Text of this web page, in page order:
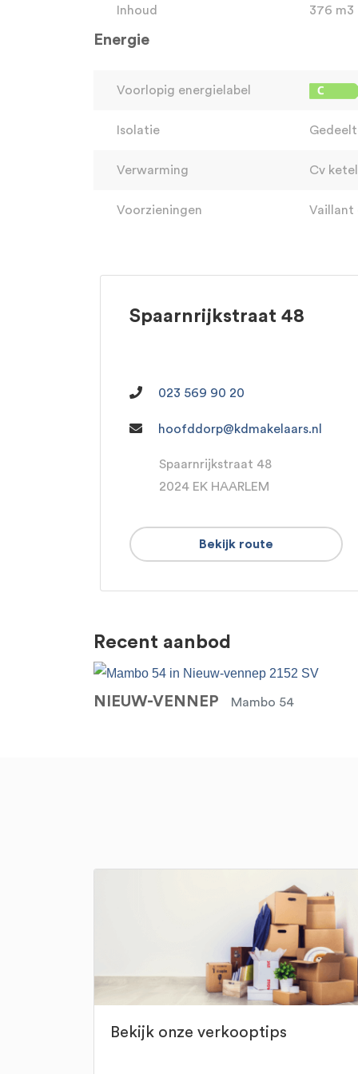
Inhoud 376 m3
Energie
Voorlopig energielabel
Isolatie
Verwarming Cv ketel
Voorzieningen Vaillant
Spaarnrijkstraat 48
023 569 90 20
hoofddorp@kdmakelaars.nl
Spaarnrijkstraat 48
2024 EK HAARLEM
Bekijk route
Recent aanbod
NIEUW-VENNEP Mambo 54
Bekijk onze verkooptips